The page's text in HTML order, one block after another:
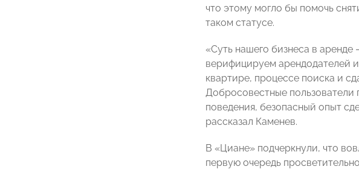
что этому могло бы помочь
таком статусе.
«Суть нашего бизнеса в
верифицируем арендодателей
квартире, процессе поиска и
Добросовестные
поведения, безопасный опыт
рассказал Каменев.
В «Циане» подчеркнули, что
первую очередь